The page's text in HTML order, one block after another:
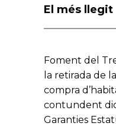
El més llegit
Foment del
la retirada de
compra
contundent
Garanties